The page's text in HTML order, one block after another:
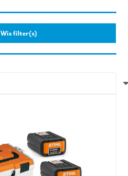
Wis filter(s)